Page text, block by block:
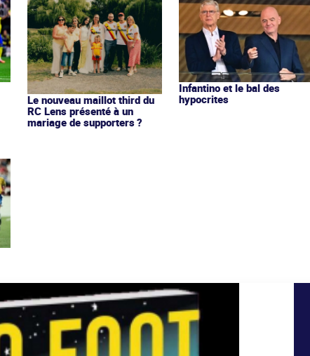
Le nouveau maillot third du
RC Lens présenté à un
mariage de supporters ?
Infantino et le bal des
hypocrites